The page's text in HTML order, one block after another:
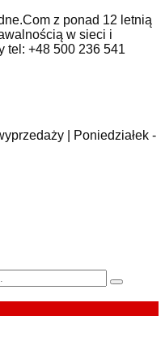
z ponad 12 letnią
w sieci i
tel: +48 500 236 541
| Poniedziałek -